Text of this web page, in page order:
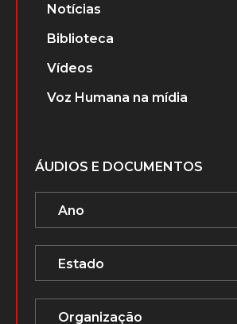
Notícias
Biblioteca
Vídeos
Voz Humana na mídia
ÁUDIOS E DOCUMENTOS